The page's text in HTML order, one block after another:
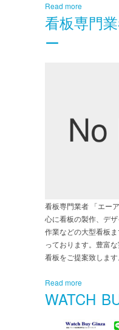
Read more
看板専門
ー
看板専門業者 「エー
心に看板の製作、デ
作業などの大型看板
っております。豊富
看板をご提案致します
Read more
WATCH